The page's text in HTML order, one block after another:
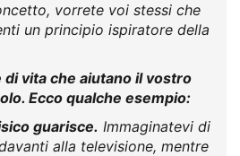
vorrete voi stessi che
un principio ispiratore della
vita che aiutano il vostro
Ecco qualche esempio:
guarisce. Immaginatevi di
alla televisione, mentre